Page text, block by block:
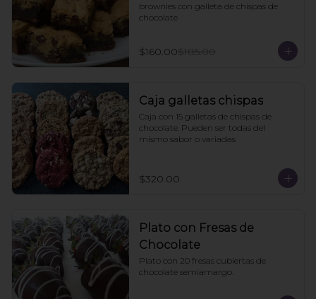
brownies con galleta de chispas de
chocolate
$160.00$185.00
Caja galletas chispas
Caja con 15 galletas de chispas de
chocolate. Pueden ser todas del
mismo sabor o variadas
$320.00
Plato con Fresas de
Chocolate
Plato con 20 fresas cubiertas de
chocolate semiamargo.